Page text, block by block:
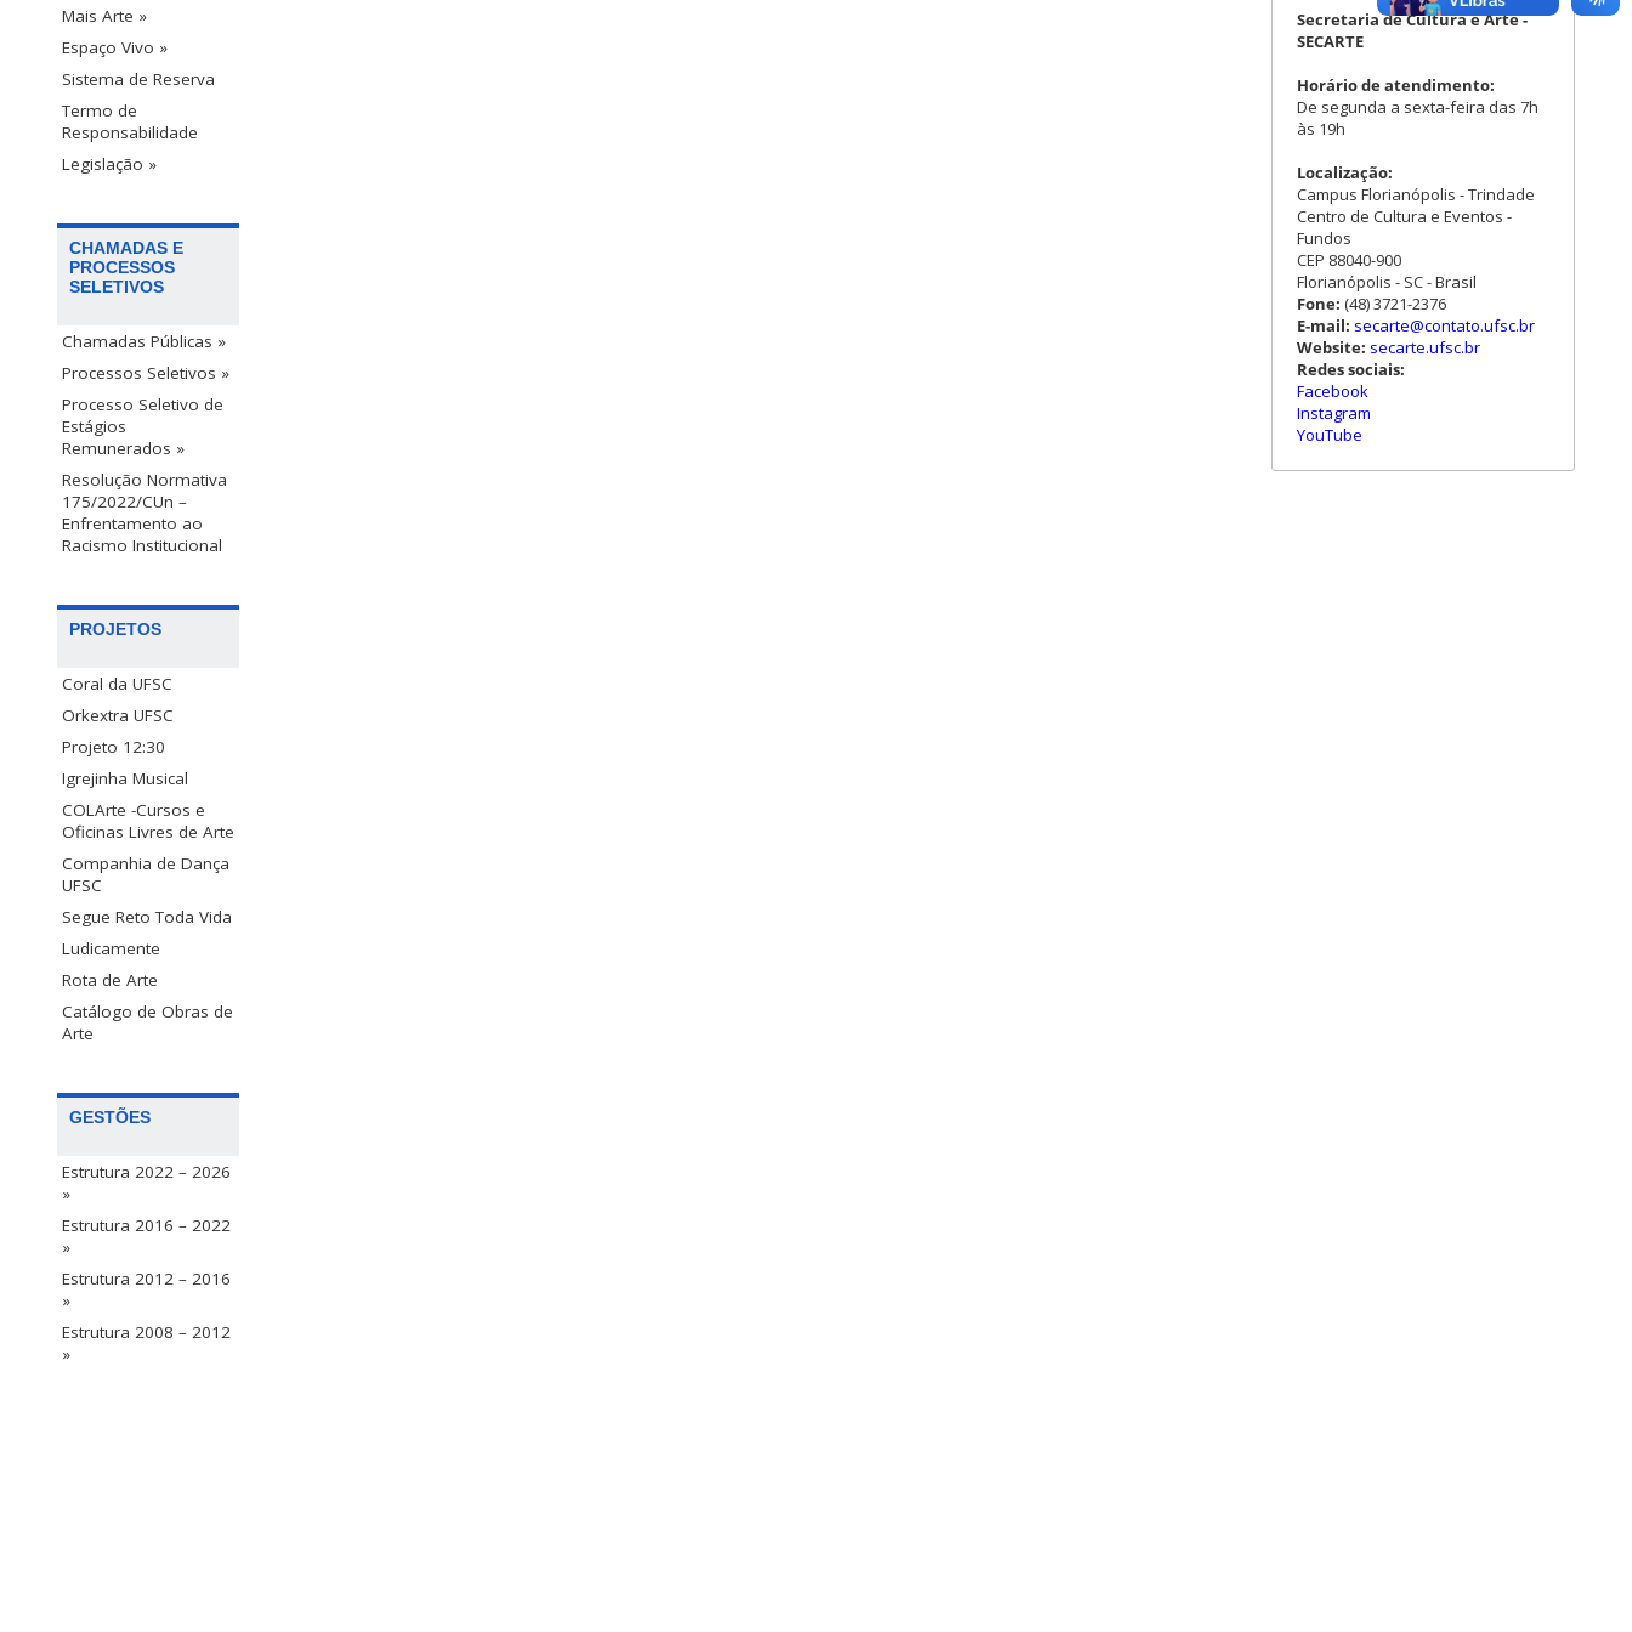
Mais Arte »
Espaço Vivo »
Sistema de Reserva
Termo de
Responsabilidade
Legislação »
CHAMADAS E
PROCESSOS
SELETIVOS
Chamadas Públicas »
Processos Seletivos »
Processo Seletivo de
Estágios
Remunerados »
Resolução Normativa
175/2022/CUn –
Enfrentamento ao
Racismo Institucional
PROJETOS
Coral da UFSC
Orkextra UFSC
Projeto 12:30
Igrejinha Musical
COLArte -Cursos e
Oficinas Livres de Arte
Companhia de Dança
UFSC
Segue Reto Toda Vida
Ludicamente
Rota de Arte
Catálogo de Obras de
Arte
GESTÕES
Estrutura 2022 – 2026
»
Estrutura 2016 – 2022
»
Estrutura 2012 – 2016
»
Estrutura 2008 – 2012
»
Secretaria de Cultura e Arte -
SECARTE
Horário de atendimento:
De segunda a sexta-feira das 7h
às 19h
Localização:
Campus Florianópolis - Trindade
Centro de Cultura e Eventos -
Fundos
CEP 88040-900
Florianópolis - SC - Brasil
Fone: (48) 3721-2376
E-mail: secarte@contato.ufsc.br
Website: secarte.ufsc.br
Redes sociais:
Facebook
Instagram
YouTube